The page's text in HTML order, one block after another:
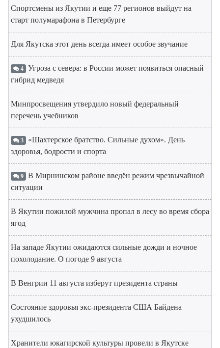
Спортсмены из Якутии и еще 77 регионов выйдут на
старт полумарафона в Петербурге
Для Якутска этот день всегда имеет особое звучание
4 Угроза с севера: в России может появиться опасный
гибрид медведя
Минпросвещения утвердило новый федеральный
перечень учебников
3 «Шахтерское братство. Сильные духом». День
здоровья, бодрости и спорта
9 В Мирнинском районе введён режим чрезвычайной
ситуации
В Якутии пожилой мужчина пропал в лесу во время сбора
ягод
На западе Якутии ожидаются сильные дожди и ночное
похолодание. О погоде 9 августа
В Венгрии 11 августа изберут президента страны
Состояние здоровья экс-президента США Байдена
ухудшилось
Хранители юкагирской культуры провели в Якутске